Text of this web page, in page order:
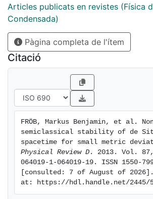
Articles publicats en revistes (Física
Condensada)
Pàgina completa de l'ítem
Citació
FRÖB, Markus Benjamin, et al.
semiclassical stability of de
Physical Review D . 2013. Vol. 87,
064019-1-064019-19. ISSN 1550-
[consulted: 7 of August of
at: https://hdl.handle.net/2445/